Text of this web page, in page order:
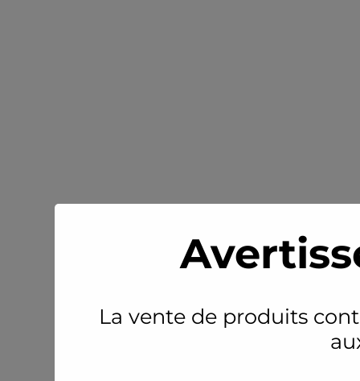
La vente de produits